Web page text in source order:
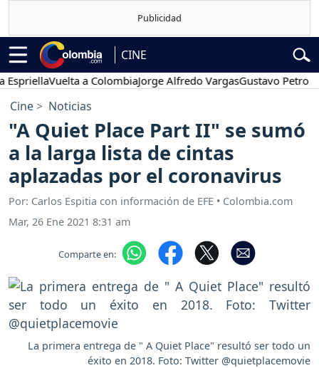
CINE
Vuelta a ColombiaJorge Alfredo VargasGustavo Petro
Cine Noticias
"A Quiet Place Part II" se sumó
a la larga lista de cintas
aplazadas por el coronavirus
Por: Carlos Espitia con información de EFE • Colombia.com
Mar, 26 Ene 2021 8:31 am
Comparte en:
La primera entrega de " A Quiet Place" resultó ser todo un
éxito en 2018. Foto: Twitter @quietplacemovie